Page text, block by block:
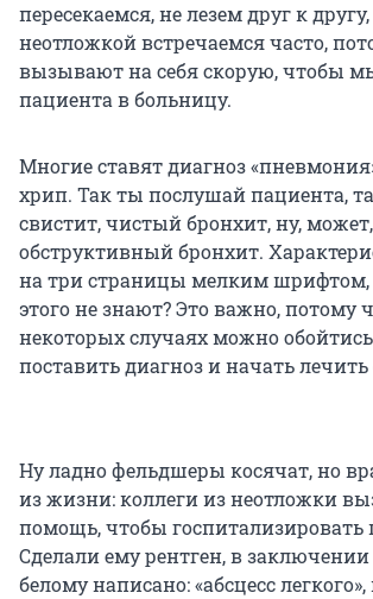
пересекаемся, не лезем друг к другу,
неотложкой встречаемся часто,
вызывают на себя скорую, чтобы
пациента в больницу.
Многие ставят диагноз
хрип. Так ты послушай пациента,
свистит, чистый бронхит, ну, может,
обструктивный бронхит.
на три страницы мелким
этого не знают? Это важно, потому
некоторых случаях можно обойтись
поставить диагноз и начать лечить
Ну ладно фельдшеры косячат, но
из жизни: коллеги из неотложки
помощь, чтобы госпитализировать
Сделали ему рентген, в
белому написано: «абсцесс